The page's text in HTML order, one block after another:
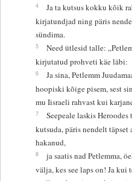
4
Ja ta kutsus kokku kõik
kirjatundjad ning päris
sündima.
5
Need ütlesid talle:
kirjutatud prohveti käe läbi:
6
Ja sina, Petlemm
hoopiski kõige pisem, sest
mu Iisraeli rahvast kui
7
Seepeale laskis
kutsuda, päris nendelt
hakanud,
8
ja saatis nad Petlemma,
välja, kes see laps on! Ja kui